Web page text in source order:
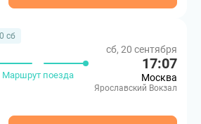
сб
Маршрут поезда
сб, 20 сентября
17:07
Москва
Ярославский Вокзал